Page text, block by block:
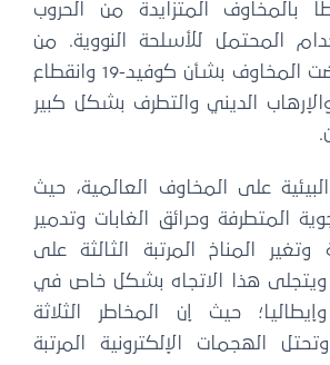
بالمخاوف المتزايدة من الحروب
المحتمل للأسلحة النووية. من
ناحية أخرى، انخفضت المخاوف بشأن كوفيد-19 وانقطاع
الديني والتطرف بشكل كبير
على المخاوف العالمية، حيث
المتطرفة وحرائق الغابات وتدمير
وتغير المناخ المرتبة الثالثة على
هذا الاتجاه بشكل خاص في
وإيطاليا؛ حيث إن المخاطر الثلاثة
وتحتل الهجمات الإلكترونية المرتبة